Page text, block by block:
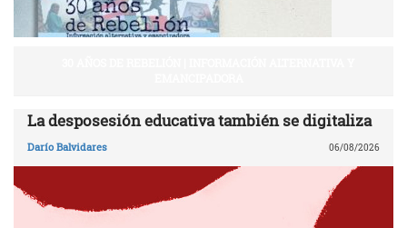
La desposesión educativa también se digitaliza
Darío Balvidares 06/08/2026